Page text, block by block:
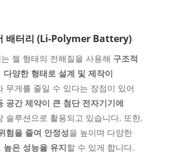
배터리 (Li-Polymer Battery)
는 젤 형태의 전해질을 사용해 구조적
다양한 형태로 설계 및 제작이
무게를 줄일 수 있다는 장점이 있어
공간 제약이 큰 첨단 전자기기에
솔루션으로 활용되고 있습니다. 또한,
험을 줄여 안정성을 높이며 다양한
높은 성능을 유지할 수 있게 합니다.